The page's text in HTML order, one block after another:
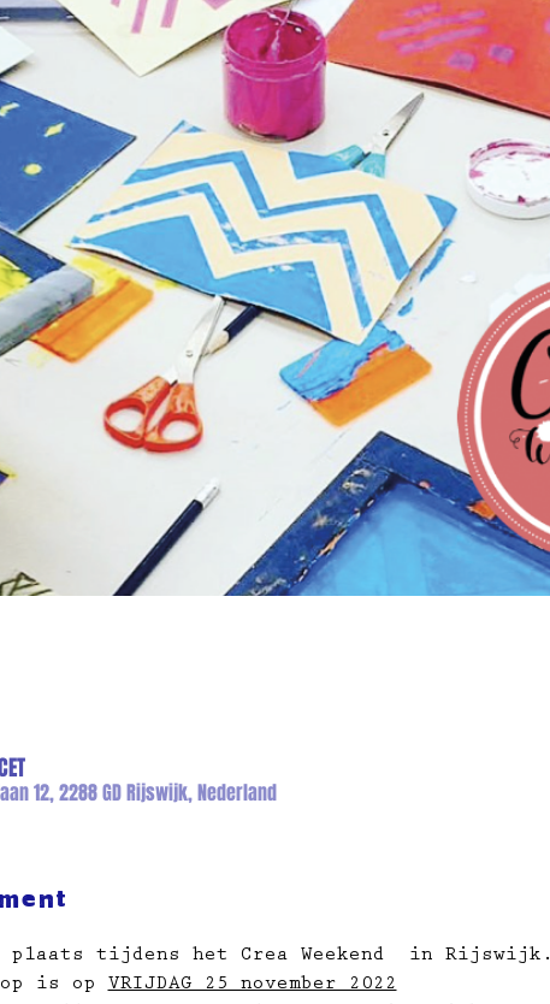
12, 2288 GD Rijswijk, Nederland
plaats tijdens het Crea Weekend  in Rijswijk.
is op VRIJDAG 25 november 2022